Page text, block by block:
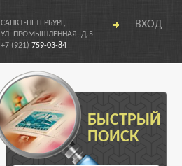
ВХОД
САНКТ-ПЕТЕРБУРГ,
УЛ. ПРОМЫШЛЕННАЯ, Д.5
+7 (921) 759-03-84
БЫСТРЫЙ
ПОИСК